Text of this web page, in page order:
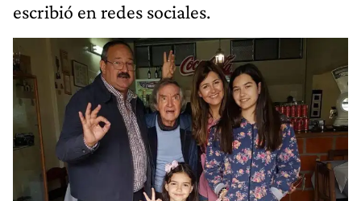
escribió en redes sociales.